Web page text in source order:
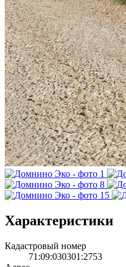
Характеристики
Кадастровый номер
71:09:030301:2753